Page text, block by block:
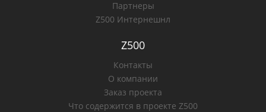
Партнеры
Z500 Интернешнл
Z500
Контакты
О компании
Заказ проекта
Что содержится в проекте Z500